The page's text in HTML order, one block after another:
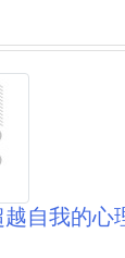
越自我的心